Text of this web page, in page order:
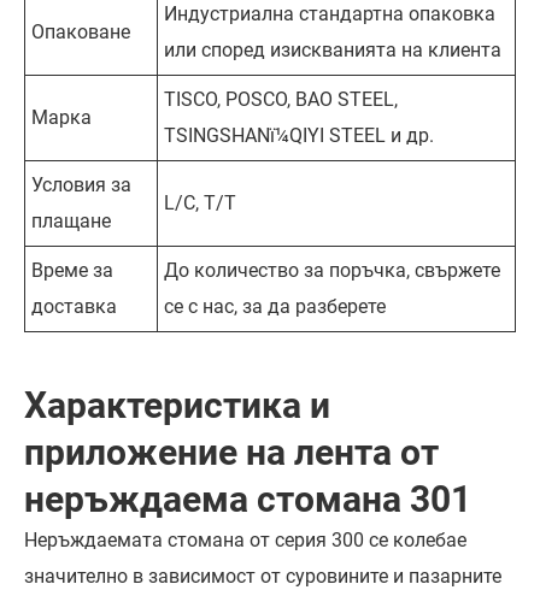
Опаковане
Индустриална стандартна опаковка
или според изискванията на клиента
Марка
TISCO, POSCO, BAO STEEL,
TSINGSHANï¼QIYI STEEL и др.
Условия за
плащане
L/C, T/T
Време за
доставка
До количество за поръчка, свържете
се с нас, за да разберете
Характеристика и
приложение на лента от
неръждаема стомана 301
Неръждаемата стомана от серия 300 се колебае
значително в зависимост от суровините и пазарните